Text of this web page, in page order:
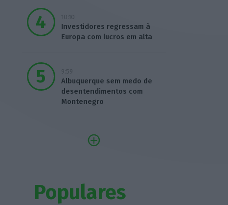
10:10
Investidores regressam à
Europa com lucros em alta
9:59
Albuquerque sem medo de
desentendimentos com
Montenegro
Populares